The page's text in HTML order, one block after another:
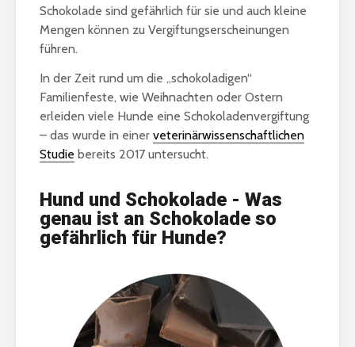
Schokolade sind gefährlich für sie und auch kleine
Mengen können zu Vergiftungserscheinungen
führen.
In der Zeit rund um die „schokoladigen“
Familienfeste, wie Weihnachten oder Ostern
erleiden viele Hunde eine Schokoladenvergiftung
– das wurde in einer veterinärwissenschaftlichen
Studie bereits 2017 untersucht.
Hund und Schokolade - Was
genau ist an Schokolade so
gefährlich für Hunde?